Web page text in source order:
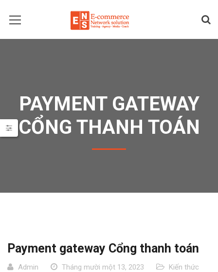
PAYMENT GATEWAY
CỔNG THANH TOÁN
Payment gateway Cổng thanh toán
Admin Tháng mười một 13, 2023 Kiến thức